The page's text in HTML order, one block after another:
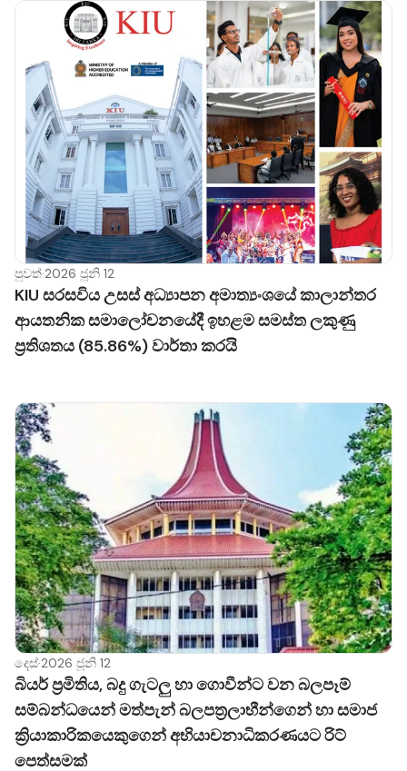
පුවත්·2026 ජූනි 12
KIU සරසවිය උසස් අධ්‍යාපන අමාත්‍යංශයේ කාලාන්තර
ආයතනික සමාලෝචනයේදී ඉහළම සමස්ත ලකුණු
ප්‍රතිශතය (85.86%) වාර්තා කරයි
දෙස්·2026 ජූනි 12
බියර් ප්‍රමිතිය, බදු ගැටලු හා ගොවීන්ට වන බලපෑම්
සම්බන්ධයෙන් මත්පැන් බලපත්‍රලාභීන්ගෙන් හා සමාජ
ක්‍රියාකාරිකයෙකුගෙන් අභියාචනාධිකරණයට රිට්
පෙත්සමක්